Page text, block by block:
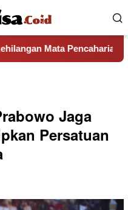
Pencaharian
Jaga
Persatuan